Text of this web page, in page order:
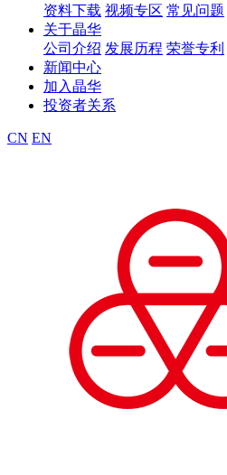
资料下载 视频专区 常见问题
关于晶华
公司介绍 发展历程 荣誉专利
新闻中心
加入晶华
投资者关系
CN EN